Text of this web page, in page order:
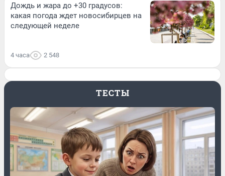
Дождь и жара до +30 градусов:
какая погода ждет новосибирцев на
следующей неделе
4 часа 2 548
ТЕСТЫ